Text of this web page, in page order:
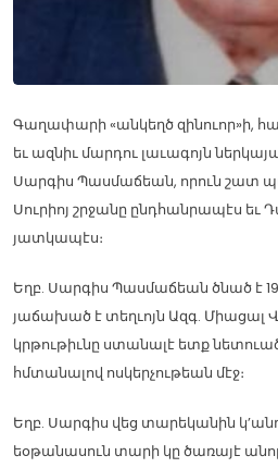
Գաղափարի «անկեղծ զինուոր»ի,
եւ ազնիւ մարդու լաւագոյն
Սարգիս Պասմաճեան, որուն շատ
Սուրիոյ շրջանը ընդհանրապէս եւ
յատկապէս։
Եղբ. Սարգիս Պասմաճեան ծնած է
յաճախած է տեղւոյն Ազգ.
կրթութիւնը ստանալէ ետք
հմտանալով ոսկերչութեան մէջ։
Եղբ. Սարգիս վեց տարեկանին
եօթանասուն տարի կը ծառայէ անոր